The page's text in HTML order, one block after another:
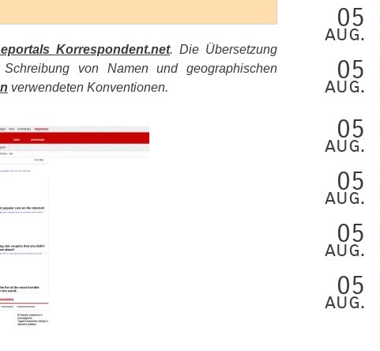
Korrespondent.net. Die Übersetzung
von Namen und geographischen
verwendeten Konventionen.
05
aug.
05
aug.
05
aug.
05
aug.
05
aug.
05
aug.